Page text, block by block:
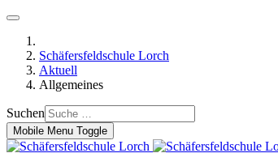
Schäfersfeldschule Lorch
Aktuell
Allgemeines
Suchen
Mobile Menu Toggle